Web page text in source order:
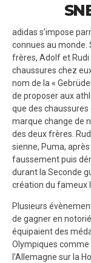
adidas s’impose
connues au monde.
frères, Adolf et Rudi
chaussures chez
nom de la «
de proposer aux
que des chaussures
marque change de
des deux frères.
sienne, Puma,
faussement puis
durant la Seconde
création du fameux
Plusieurs
de gagner en
équipaient des
Olympiques comme
l’Allemagne sur la